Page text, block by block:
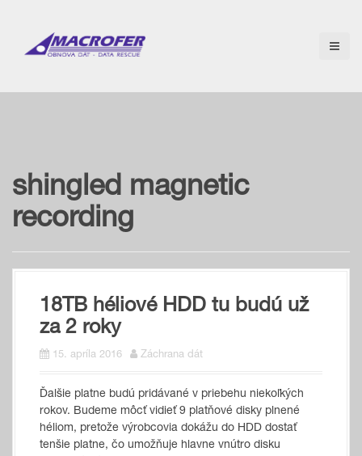
o
shingled magnetic
recording
18TB héliové HDD tu budú už
za 2 roky
15. apríla 2016 Záchrana dát
Ďalšie platne budú pridávané v priebehu niekoľkých
rokov. Budeme môcť vidieť 9 platňové disky plnené
héliom, pretože výrobcovia dokážu do HDD dostať
tenšie platne, čo umožňuje hlavne vnútro disku